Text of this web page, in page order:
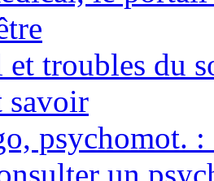
et troubles du
savoir
psychomot. :
un